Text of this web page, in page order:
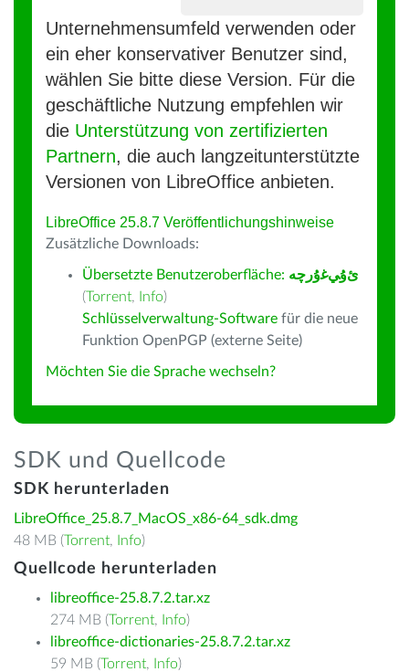
Unternehmensumfeld verwenden oder
ein eher konservativer Benutzer sind,
wählen Sie bitte diese Version. Für die
geschäftliche Nutzung empfehlen wir
die Unterstützung von zertifizierten
Partnern, die auch langzeitunterstützte
Versionen von LibreOffice anbieten.
LibreOffice 25.8.7 Veröffentlichungshinweise
Zusätzliche Downloads:
Übersetzte Benutzeroberfläche: ﺉۇﻲﻏۇﺭچە
(Torrent, Info)
Schlüsselverwaltung-Software für die neue
Funktion OpenPGP (externe Seite)
Möchten Sie die Sprache wechseln?
SDK und Quellcode
SDK herunterladen
LibreOffice_25.8.7_MacOS_x86-64_sdk.dmg
48 MB (Torrent, Info)
Quellcode herunterladen
libreoffice-25.8.7.2.tar.xz
274 MB (Torrent, Info)
libreoffice-dictionaries-25.8.7.2.tar.xz
59 MB (Torrent, Info)